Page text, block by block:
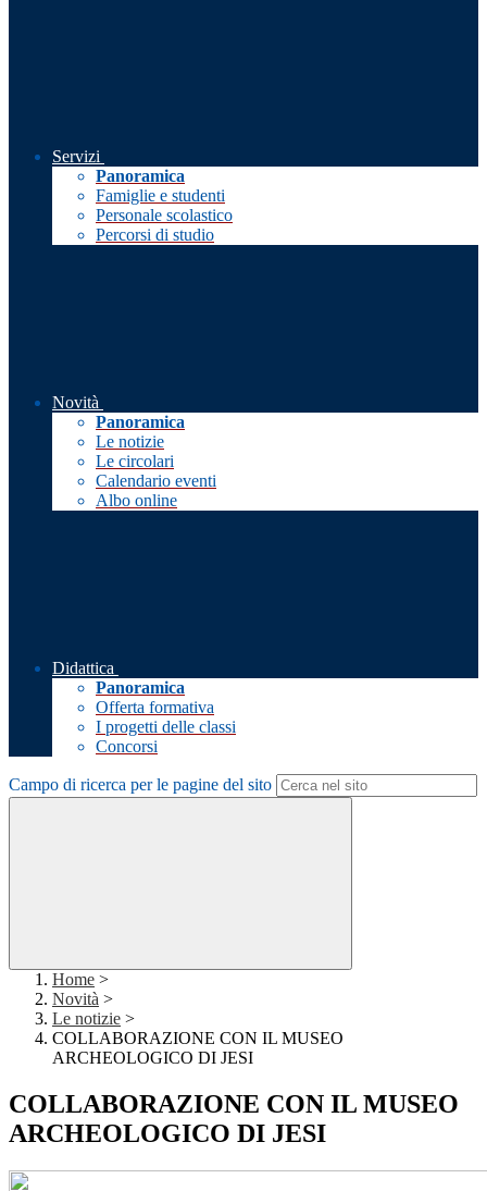
Servizi
Panoramica
Famiglie e studenti
Personale scolastico
Percorsi di studio
Novità
Panoramica
Le notizie
Le circolari
Calendario eventi
Albo online
Didattica
Panoramica
Offerta formativa
I progetti delle classi
Concorsi
Campo di ricerca per le pagine del sito
Home >
Novità >
Le notizie >
COLLABORAZIONE CON IL MUSEO
ARCHEOLOGICO DI JESI
COLLABORAZIONE CON IL MUSEO
ARCHEOLOGICO DI JESI